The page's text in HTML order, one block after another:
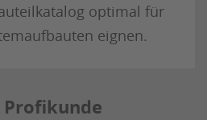
optimal für
eignen.